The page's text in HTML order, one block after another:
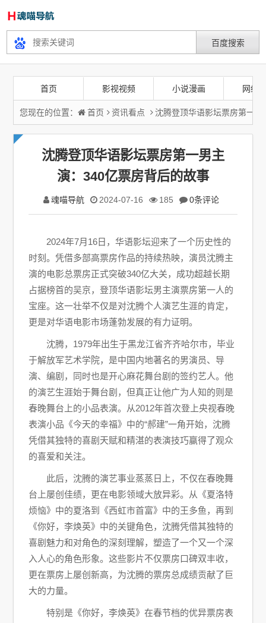
首页 影视视频 小说漫画 网络
您现在的位置： 首页 资讯看点 沈腾登顶华语影坛票房第一
沈腾登顶华语影坛票房第一男主
演：340亿票房背后的故事
魂喵导航 2024-07-16 185 0条评论
2024年7月16日，华语影坛迎来了一个历史性的
时刻。凭借多部高票房作品的持续热映，演员沈腾主
演的电影总票房正式突破340亿大关，成功超越长期
占据榜首的吴京，登顶华语影坛男主演票房第一人的
宝座。这一壮举不仅是对沈腾个人演艺生涯的肯定，
更是对华语电影市场蓬勃发展的有力证明。
沈腾，1979年出生于黑龙江省齐齐哈尔市，毕业
于解放军艺术学院，是中国内地著名的男演员、导
演、编剧，同时也是开心麻花舞台剧的签约艺人。他
的演艺生涯始于舞台剧，但真正让他广为人知的则是
春晚舞台上的小品表演。从2012年首次登上央视春晚
表演小品《今天的幸福》中的“郝建”一角开始，沈腾
凭借其独特的喜剧天赋和精湛的表演技巧赢得了观众
的喜爱和关注。
此后，沈腾的演艺事业蒸蒸日上，不仅在春晚舞
台上屡创佳绩，更在电影领域大放异彩。从《夏洛特
烦恼》中的夏洛到《西虹市首富》中的王多鱼，再到
《你好，李焕英》中的关键角色，沈腾凭借其独特的
喜剧魅力和对角色的深刻理解，塑造了一个又一个深
入人心的角色形象。这些影片不仅票房口碑双丰收，
更在票房上屡创新高，为沈腾的票房总成绩贡献了巨
大的力量。
特别是《你好，李焕英》在春节档的优异票房表